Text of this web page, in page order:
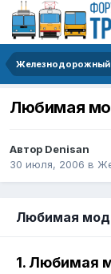
Железнодорожный
Любимая
Автор Denisan
30 июля, 2006 в
Любимая
1. Любимая